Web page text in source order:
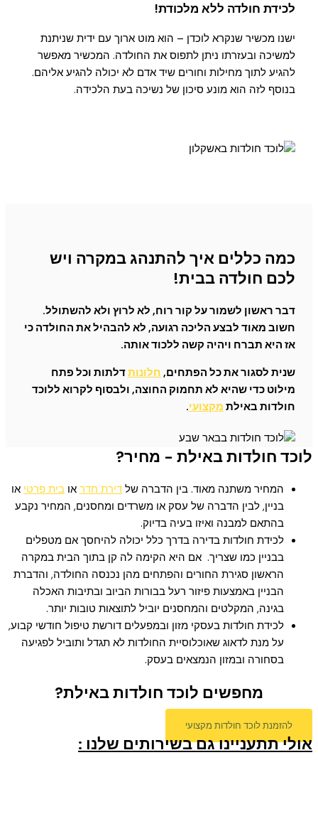
לכידת חולדה ללא מלכודת!
ישנו מכשיר שנקרא לוכדן – הוא מוט ארוך עם ידית שניתנת
למשיכה ובעזרתו ניתן לתפוס את החולדה. המכשיר מאפשר
להגיע לתוך מחילות וחורים שיד אדם לא יכולה להגיע אליהם.
בנוסף לזה הוא מונע סיכון של נשיכה בעת הלכידה.
כמה כללים איך להתנהג במקרה ויש
לכם חולדה בבית!
דבר ראשון לשמור על קור רוח, לא לרוץ ולא להשתולל.
חשוב מאוד לבצע הליכה רגועה, לא להבהיל את החולדה כי
אז היא תברח ויהיה קשה ללכוד אותה.
שנית לסגור את כל הפתחים, חלונותדלתות וכל פתח
מילוט כדי שהיא לא תחמוק החוצה, ולבסוף לקרוא ללוכד
חולדות באילת מקצועי.
לוכד חולדות באילת - מחיר?
המחיר משתנה מאוד. בין הדברה של דירת חדר או בית פרטי או
בניין, לבין הדברה של עסק או משרדים ומחסנים, המחיר נקבע
בהתאם למבנה ואיזו בעיה בדיוק.
לכידת חולדות בדירה בדרך כלל יכולה להיחסך אם מטפלים
בבניין כמו שצריך. אם היא הקימה לה קן בתוך הבית במקרה
הראשון סגירת החורים והפתחים מהן נכנסה החולדה, והדברת
הבניין באמצעות פיזור רעל בבורות הביוב ובתיבות האכלה
בגינה, המקלטים והמחסנים יוביל לתוצאות טובות יותר.
לכידת חולדות בעסקי מזון ובמפעלים דורשת טיפול חודשי קבוע,
על מנת לדאוג שאוכלוסיית החולדות לא תגדל ותוביל לפגיעה
בסחורה ובמזון הנמצאים בעסק.
מחפשים לוכד חולדות באילת?
להזמנת לוכד חולדות מקצועי
אולי תתעניינו גם בשירותים שלנו :